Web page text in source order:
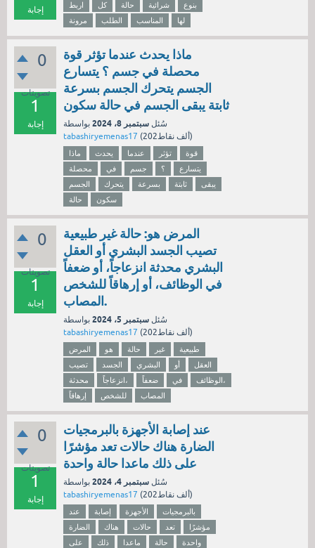
إجابة اربط كل حالة شرائية
بنوع
مرونة
الطلب المناسب لها
0
تصويتات
1
إجابة
ماذا يحدث عندما تؤثر قوة
محصلة في جسم ؟ يتسارع
الجسم يتحرك الجسم بسرعة
ثابتة يبقى الجسم في حالة سكون
سُئل سبتمبر 8، 2024
بواسطة
tabashiryemenas17 ( 202ألف نقاط)
ماذا يحدث عندما تؤثر
قوة
محصلة
في جسم ؟
يتسارع
الجسم
يتحرك بسرعة ثابتة
يبقى
حالة
سكون
0
تصويتات
1
إجابة
المرض هو: حالة غير طبيعية
تصيب الجسد البشري أو العقل
البشري محدثة انزعاجاً، أو ضعفاً
في الوظائف، أو إرهاقاً للشخص
المصاب.
سُئل سبتمبر 5، 2024
بواسطة
tabashiryemenas17 ( 202ألف نقاط)
المرض هو حالة غير
طبيعية
تصيب
الجسد البشري أو
العقل
محدثة
انزعاجاً، ضعفاً في
الوظائف،
إرهاقاً
للشخص المصاب
0
تصويتات
1
إجابة
عند إصابة الأجهزة بالبرمجيات
الضارة هناك حالات تعد مؤشرًا
على ذلك ماعدا حالة واحدة
سُئل سبتمبر 4، 2024
بواسطة
tabashiryemenas17 ( 202ألف نقاط)
عند إصابة الأجهزة
بالبرمجيات
الضارة
هناك حالات تعد
مؤشرًا
على
ذلك ماعدا حالة واحدة